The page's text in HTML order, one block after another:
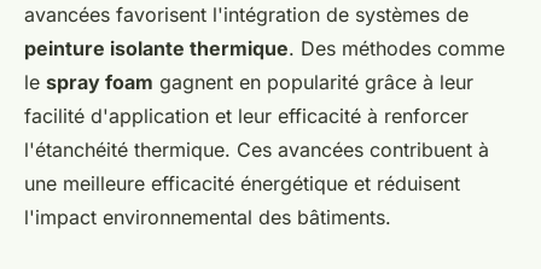
avancées favorisent l'intégration de systèmes de
peinture isolante thermique. Des méthodes comme
le spray foam gagnent en popularité grâce à leur
facilité d'application et leur efficacité à renforcer
l'étanchéité thermique. Ces avancées contribuent à
une meilleure efficacité énergétique et réduisent
l'impact environnemental des bâtiments.